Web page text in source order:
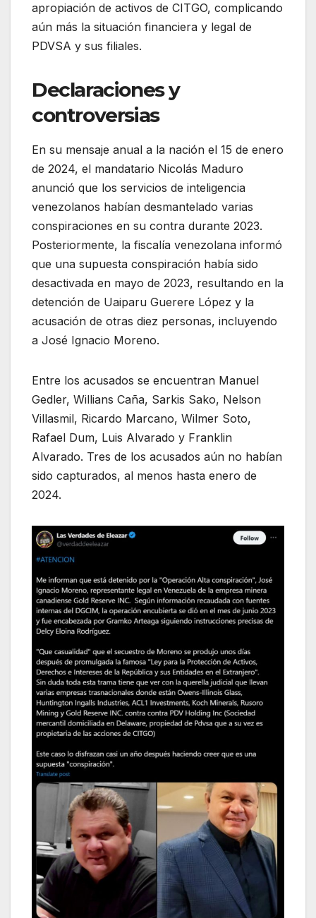
apropiación de activos de CITGO, complicando
aún más la situación financiera y legal de
PDVSA y sus filiales.
Declaraciones y
controversias
En su mensaje anual a la nación el 15 de enero
de 2024, el mandatario Nicolás Maduro
anunció que los servicios de inteligencia
venezolanos habían desmantelado varias
conspiraciones en su contra durante 2023.
Posteriormente, la fiscalía venezolana informó
que una supuesta conspiración había sido
desactivada en mayo de 2023, resultando en la
detención de Uaiparu Guerere López y la
acusación de otras diez personas, incluyendo
a José Ignacio Moreno.
Entre los acusados se encuentran Manuel
Gedler, Willians Caña, Sarkis Sako, Nelson
Villasmil, Ricardo Marcano, Wilmer Soto,
Rafael Dum, Luis Alvarado y Franklin
Alvarado. Tres de los acusados aún no habían
sido capturados, al menos hasta enero de
2024.